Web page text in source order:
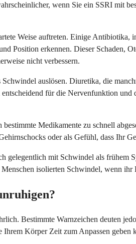
wenn Sie ein SSRI mit
Weise auftreten. Einige
Position erkennen. Dieser Schaden,
nicht verbessern.
auslösen. Diuretika, die
für die Nervenfunktion
Medikamente zu schnell
oder als Gefühl, dass Ihr
mit Schwindel als frühem
isolierten Schwindel, wenn
Bestimmte Warnzeichen deuten
Körper Zeit zum Anpassen geben